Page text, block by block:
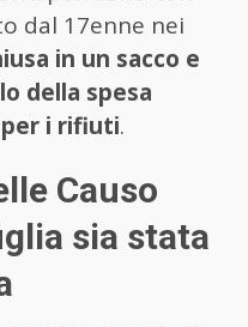
dal 17enne nei
in un sacco e
della spesa
i rifiuti.
Causo
sia stata